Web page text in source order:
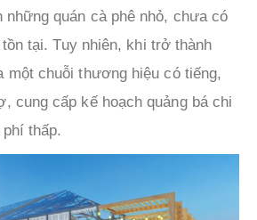
những quán cà phê nhỏ, chưa có
tại. Tuy nhiên, khi trở thành
một chuỗi thương hiệu có tiếng,
cung cấp kế hoạch quảng bá chi
thấp.